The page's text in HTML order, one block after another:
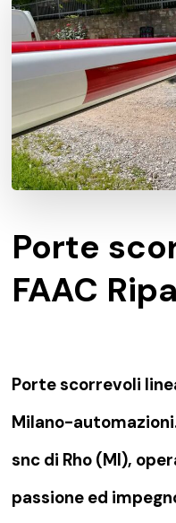
Porte
FAAC
Porte scorrevoli
Milano-
snc di Rho (MI),
passione ed